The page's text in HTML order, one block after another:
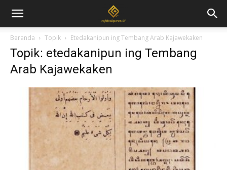
Beranda Topik Etedakanipun ing Tembang Arab Kajawekaken
Topik: etedakanipun ing Tembang
Arab Kajawekaken